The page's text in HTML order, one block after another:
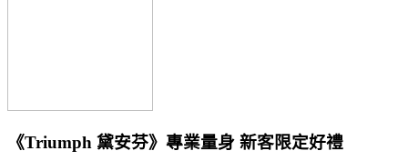
《Triumph 黛安芬》專業量身 新客限定好禮